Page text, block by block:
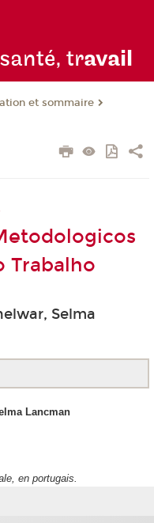
travail
et sommaire
Trabalho
Selma
Lancman
en portugais.